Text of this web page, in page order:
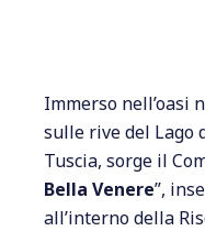
Immerso nell’oasi
sulle rive del Lago
Tuscia, sorge il
Bella Venere”,
all’interno della